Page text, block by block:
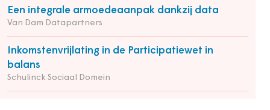
Een integrale armoedeaanpak dankzij data
Van Dam Datapartners
Inkomstenvrijlating in de Participatiewet in
balans
Schulinck Sociaal Domein